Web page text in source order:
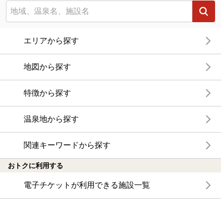
エリアから探す
地図から探す
特徴から探す
温泉地から探す
関連キーワードから探す
おトクに利用する
電子チケットが利用できる施設一覧